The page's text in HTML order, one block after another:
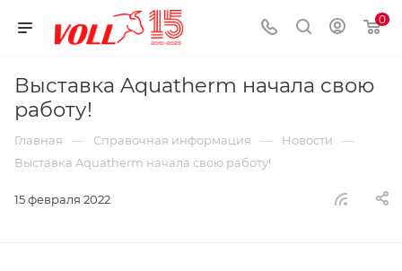
0
Выставка Aquatherm начала свою
работу!
Главная — Справочная информация — Новости —
Выставка Aquatherm начала свою работу!
15 февраля 2022